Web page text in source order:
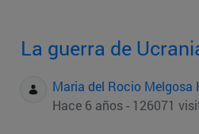
La guerra de
Maria del Rocio Melgosa
Hace 6 años - 126071